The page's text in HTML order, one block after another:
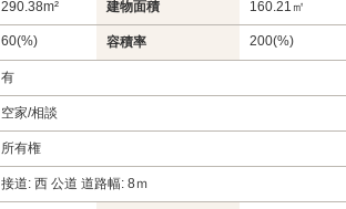
290.38m² 建物面積 160.21㎡
60(%) 容積率 200(%)
有
空家/相談
所有権
接道: 西 公道 道路幅: 8ｍ